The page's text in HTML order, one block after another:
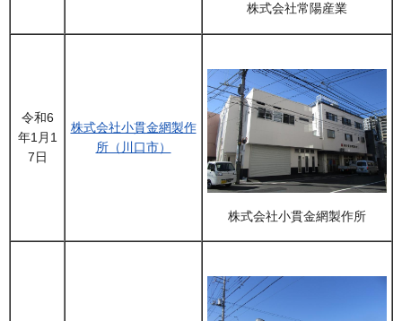
株式会社常陽産業
令和6
年1月1
7日
株式会社小貫金網製作
所（川口市）
株式会社小貫金網製作所